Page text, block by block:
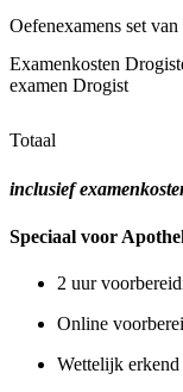
Oefenexamens set van
Examenkosten
examen Drogist
Totaal
inclusief
Speciaal voor
2 uur
Online
Wettelijk erkend